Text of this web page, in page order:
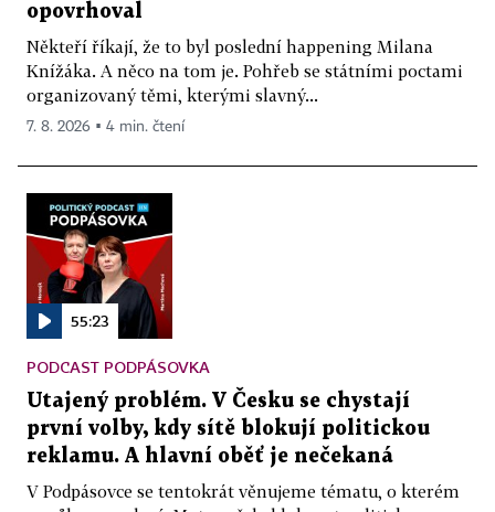
opovrhoval
Někteří říkají, že to byl poslední happening Milana
Knížáka. A něco na tom je. Pohřeb se státními poctami
organizovaný těmi, kterými slavný...
7. 8. 2026 ▪ 4 min. čtení
55:23
PODCAST PODPÁSOVKA
Utajený problém. V Česku se chystají
první volby, kdy sítě blokují politickou
reklamu. A hlavní oběť je nečekaná
V Podpásovce se tentokrát věnujeme tématu, o kterém